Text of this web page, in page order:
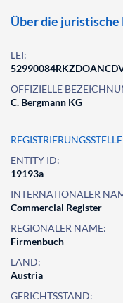
Über die juristische
LEI:
OFFIZIELLE
C. Bergmann KG
REGISTRIERUNGSSTELLE
ENTITY ID:
19193a
INTERNATIONALER
Commercial Register
REGIONALER NAME:
Firmenbuch
LAND:
Austria
GERICHTSSTAND: